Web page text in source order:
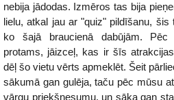
nebija jādodas. Izmēros tas bija
lielu, atkal jau ar "quiz" pildīšanu,
ko šajā braucienā dabūjām. Pēc
protams, jāizceļ, kas ir šīs
dēļ šo vietu vērts apmeklēt. Šeit
sākumā gan gulēja, taču pēc mūsu
vārgu priekšnesumu, un sāka gan